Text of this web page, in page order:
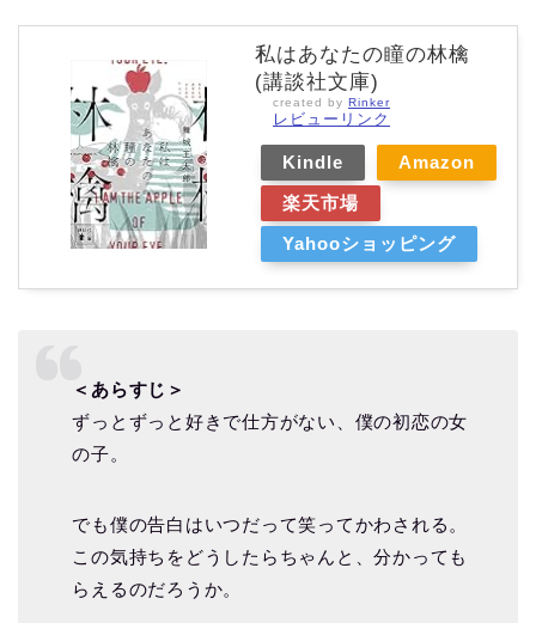
私はあなたの瞳の林檎
(講談社文庫)
created by Rinker
レビューリンク
Kindle
Amazon
楽天市場
Yahooショッピング
＜あらすじ＞
ずっとずっと好きで仕方がない、僕の初恋の女
の子。
でも僕の告白はいつだって笑ってかわされる。
この気持ちをどうしたらちゃんと、分かっても
らえるのだろうか。